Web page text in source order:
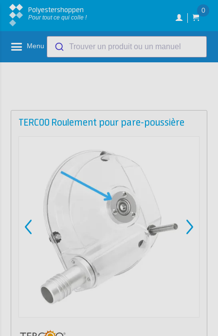
Polyestershoppen
Pour tout ce qui colle !
0
Menu Trouver un produit ou un manuel
TERCOO Roulement pour pare-poussière